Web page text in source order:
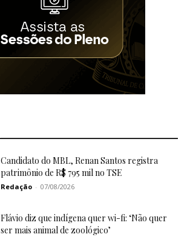
Candidato do MBL, Renan Santos registra
patrimônio de R$ 795 mil no TSE
Redação - 07/08/2026
Flávio diz que indígena quer wi-fi: ‘Não quer
ser mais animal de zoológico’